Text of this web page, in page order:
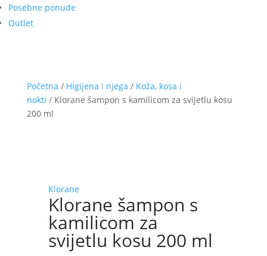
Posebne ponude
Outlet
Početna / Higijena i njega / Koža, kosa i
nokti / Klorane šampon s kamilicom za svijetlu kosu
200 ml
Klorane
Klorane šampon s
kamilicom za
svijetlu kosu 200 ml